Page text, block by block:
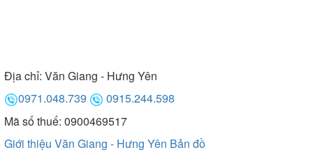
Địa chỉ: Văn Giang - Hưng Yên
0971.048.739
0915.244.598
Mã số thuế: 0900469517
Giới thiệu Văn Giang - Hưng Yên Bản đồ